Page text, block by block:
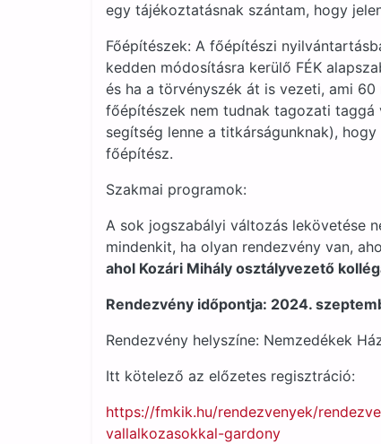
egy tájékoztatásnak szántam, hogy
Főépítészek: A főépítészi
kedden módosításra kerülő FÉK
és ha a törvényszék át is vezeti, ami
főépítészek nem tudnak tagozati
segítség lenne a titkárságunknak),
főépítész.
Szakmai programok:
A sok jogszabályi változás lekövetése
mindenkit, ha olyan rendezvény van,
ahol Kozári Mihály osztályvezető
Rendezvény időpontja: 2024.
Rendezvény helyszíne: Nemzedékek
Itt kötelező az előzetes regisztráció:
https://fmkik.hu/rendezvenyek/
vallalkozasokkal-gardony